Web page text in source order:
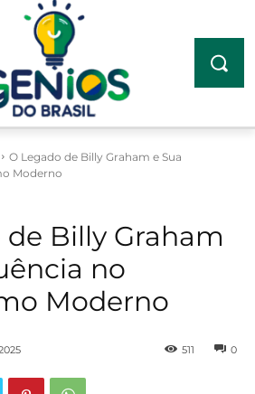
O Legado de Billy Graham e Sua
Moderno
Billy Graham
no
Moderno
0
511